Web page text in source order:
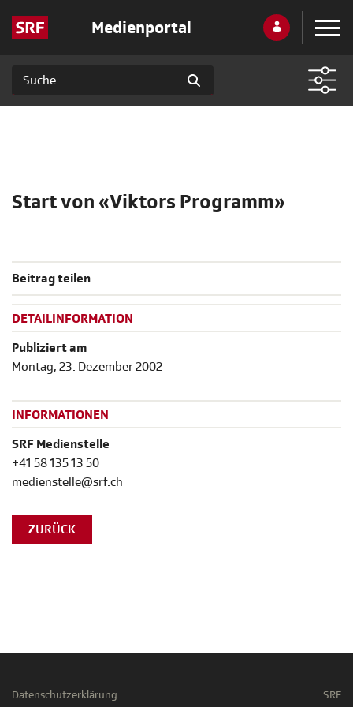
Medienportal
Start von «Viktors Programm»
Beitrag teilen
DETAILINFORMATION
Publiziert am
Montag, 23. Dezember 2002
INFORMATIONEN
SRF Medienstelle
+41 58 135 13 50
medienstelle@srf.ch
ZURÜCK
Datenschutzerklärung SRF